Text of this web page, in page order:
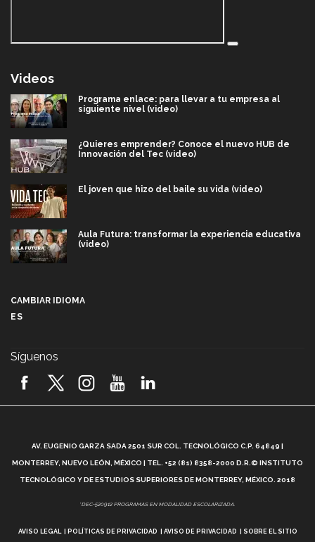
Videos
Programa enlace: para llevar a tu empresa al
siguiente nivel (video)
¿Quieres emprender? Conoce el nuevo HUB de
Innovación del Tec (video)
El joven que hizo del baile su vida (video)
Aula Futura: transformar la experiencia educativa
(video)
2026! (video)
¿Cómo es el Modelo Educativo Tec? (video)
Vida Tec: Feminismo e Inteligencia Artificial, Paola
CAMBIAR IDIOMA
ES
Síguenos
AV. EUGENIO GARZA SADA 2501 SUR COL. TECNOLÓGICO C.P. 64849 |
MONTERREY, NUEVO LEÓN, MÉXICO | TEL. +52 (81) 8358-2000 D.R.© INSTITUTO
TECNOLÓGICO Y DE ESTUDIOS SUPERIORES DE MONTERREY, MÉXICO. 2018
*DEC-520912 PROGRAMAS EN MODALIDAD ESCOLARIZADA.
AVISO LEGAL POLÍTICAS DE PRIVACIDAD AVISO DE PRIVACIDAD SOBRE EL SITIO